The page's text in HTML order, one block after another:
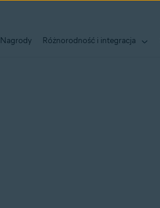
Nagrody Różnorodność i integracja